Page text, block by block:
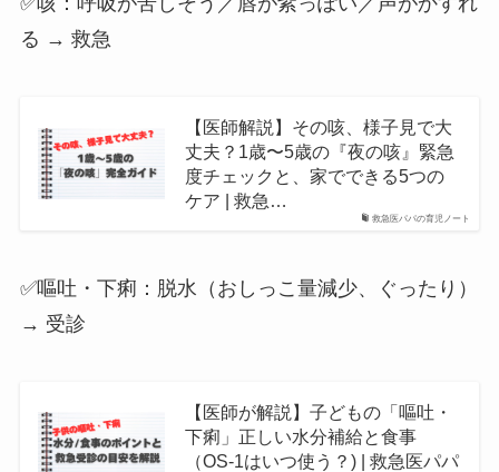
る → 救急
救急医パパの育児ノート
【医師解説】その咳、様子見で大
丈夫？1歳〜5歳の『夜の咳』緊急
度チェックと、家でできる5つの
ケア | 救急…
✅嘔吐・下痢：脱水（おしっこ量減少、ぐったり）
→ 受診
【医師が解説】子どもの「嘔吐・
下痢」正しい水分補給と食事
（OS-1はいつ使う？) | 救急医パパ